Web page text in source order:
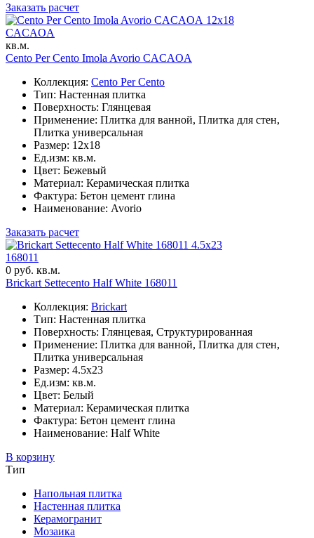
Заказать расчет
12x18
CACAOA
кв.м.
Cento Per Cento Imola Avorio CACAOA
Коллекция: Cento Per Cento
Тип: Настенная плитка
Поверхность: Глянцевая
Применение: Плитка для ванной, Плитка для стен,
Плитка универсальная
Размер: 12x18
Ед.изм: кв.м.
Цвет: Бежевый
Материал: Керамическая плитка
Фактура: Бетон цемент глина
Наименование: Avorio
Заказать расчет
4.5x23
168011
0 руб. кв.м.
Brickart Settecento Half White 168011
Коллекция: Brickart
Тип: Настенная плитка
Поверхность: Глянцевая, Структурированная
Применение: Плитка для ванной, Плитка для стен,
Плитка универсальная
Размер: 4.5x23
Ед.изм: кв.м.
Цвет: Белый
Материал: Керамическая плитка
Фактура: Бетон цемент глина
Наименование: Half White
В корзину
Тип
Напольная плитка
Настенная плитка
Керамогранит
Мозаика